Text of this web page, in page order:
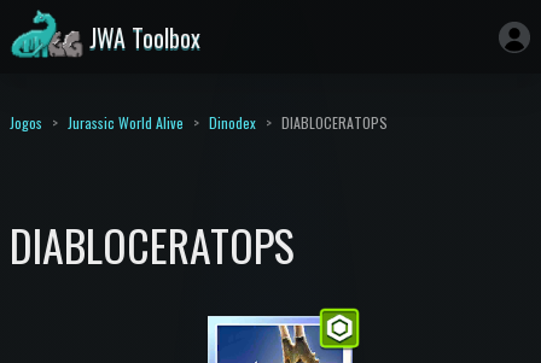
JWA Toolbox
Jogos Jurassic World Alive Dinodex DIABLOCERATOPS
DIABLOCERATOPS